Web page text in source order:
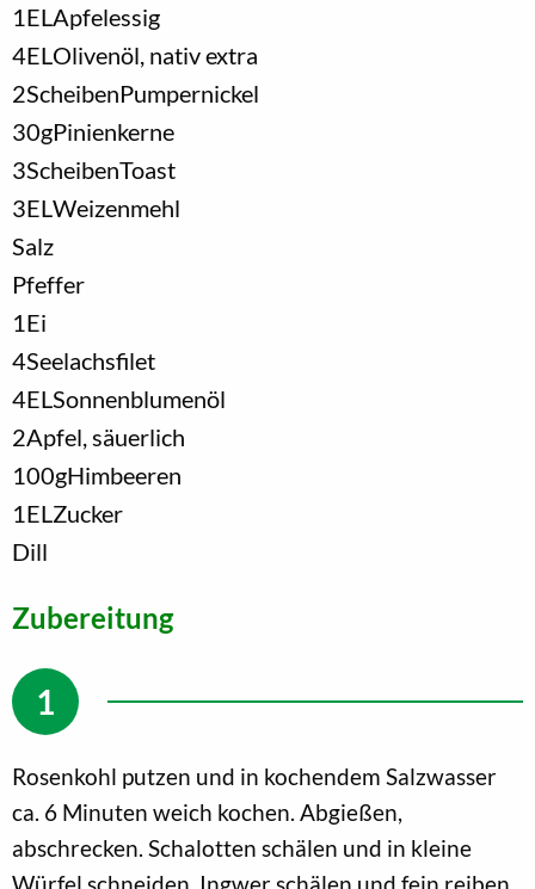
1 EL Apfelessig
4EL Olivenöl, nativ extra
2ScheibenPumpernickel
30gPinienkerne
3ScheibenToast
3EL Weizenmehl
Salz
Pfeffer
1 Ei
4Seelachsfilet
4EL Sonnenblumenöl
2Apfel, säuerlich
100gHimbeeren
1 EL Zucker
Dill
Zubereitung
Rosenkohl putzen und in kochendem Salzwasser
ca. 6 Minuten weich kochen. Abgießen,
abschrecken. Schalotten schälen und in kleine
Würfel schneiden. Ingwer schälen und fein reiben.